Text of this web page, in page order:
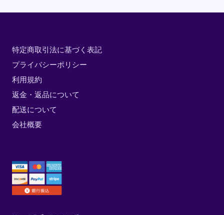
特定商取引法に基づく表記
プライバシーポリシー
利用規約
返金・返品について
配送について
会社概要